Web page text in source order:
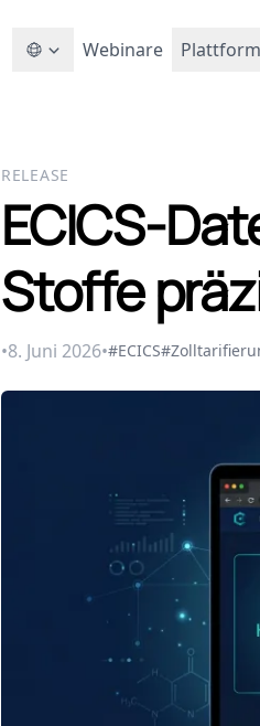
Webinare Plattform
RELEASE
ECICS-
Stoffe
•8. Juni 2026•#ECICS